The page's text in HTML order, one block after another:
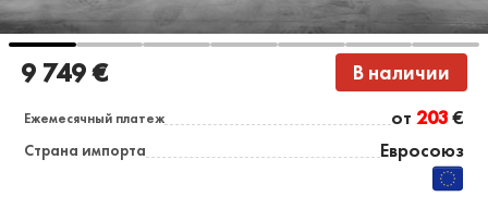
9 749 € В наличии
Ежемесячный платеж от 203€
Страна импорта Евросоюз